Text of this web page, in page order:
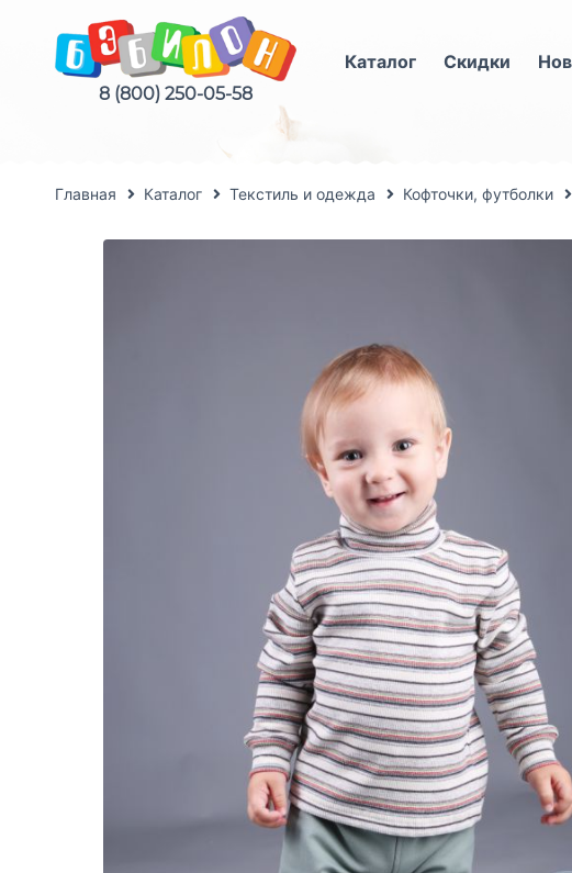
8 (800) 250-05-58
Каталог Скидки
Главная Каталог Текстиль и одежда Кофточки, футболки